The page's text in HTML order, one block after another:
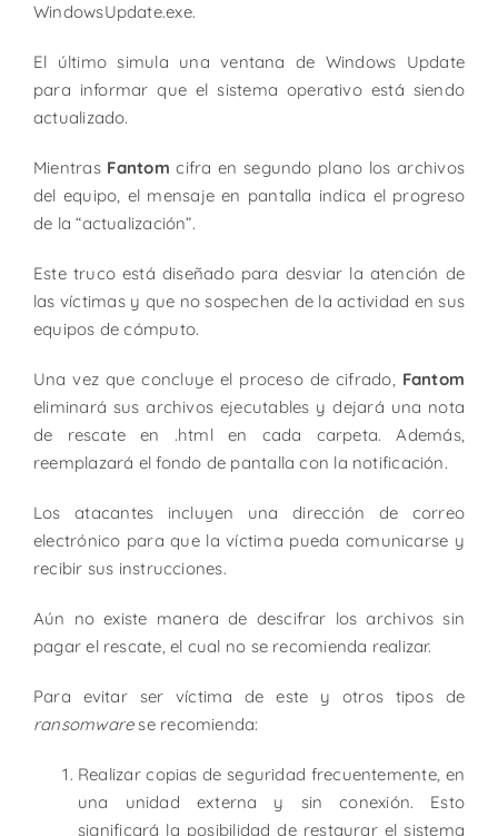
WindowsUpdate.exe.
El último simula una ventana de Windows Update
para informar que el sistema operativo está siendo
actualizado.
Mientras Fantom cifra en segundo plano los archivos
del equipo, el mensaje en pantalla indica el progreso
de la “actualización”.
Este truco está diseñado para desviar la atención de
las víctimas y que no sospechen de la actividad en sus
equipos de cómputo.
Una vez que concluye el proceso de cifrado, Fantom
eliminará sus archivos ejecutables y dejará una nota
de rescate en .html en cada carpeta. Además,
reemplazará el fondo de pantalla con la notificación.
Los atacantes incluyen una dirección de correo
electrónico para que la víctima pueda comunicarse y
recibir sus instrucciones.
Aún no existe manera de descifrar los archivos sin
pagar el rescate, el cual no se recomienda realizar.
Para evitar ser víctima de este y otros tipos de
ransomwarese recomienda:
Realizar copias de seguridad frecuentemente, en
una unidad externa y sin conexión. Esto
significará la posibilidad de restaurar el sistema